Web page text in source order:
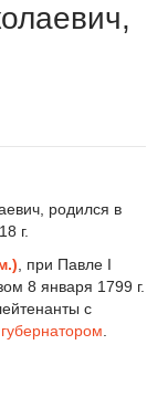
родился в
г.
, при Павле I
8 января 1799 г.
с
губернатором